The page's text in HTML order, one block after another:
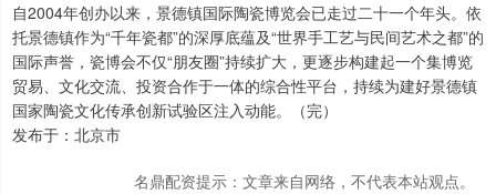
自2004年创办以来，景德镇国际陶瓷博览会已走过二十一个年头。依
托景德镇作为“千年瓷都”的深厚底蕴及“世界手工艺与民间艺术之都”的
国际声誉，瓷博会不仅“朋友圈”持续扩大，更逐步构建起一个集博览
贸易、文化交流、投资合作于一体的综合性平台，持续为建好景德镇
国家陶瓷文化传承创新试验区注入动能。（完）
发布于：北京市
名鼎配资提示：文章来自网络，不代表本站观点。